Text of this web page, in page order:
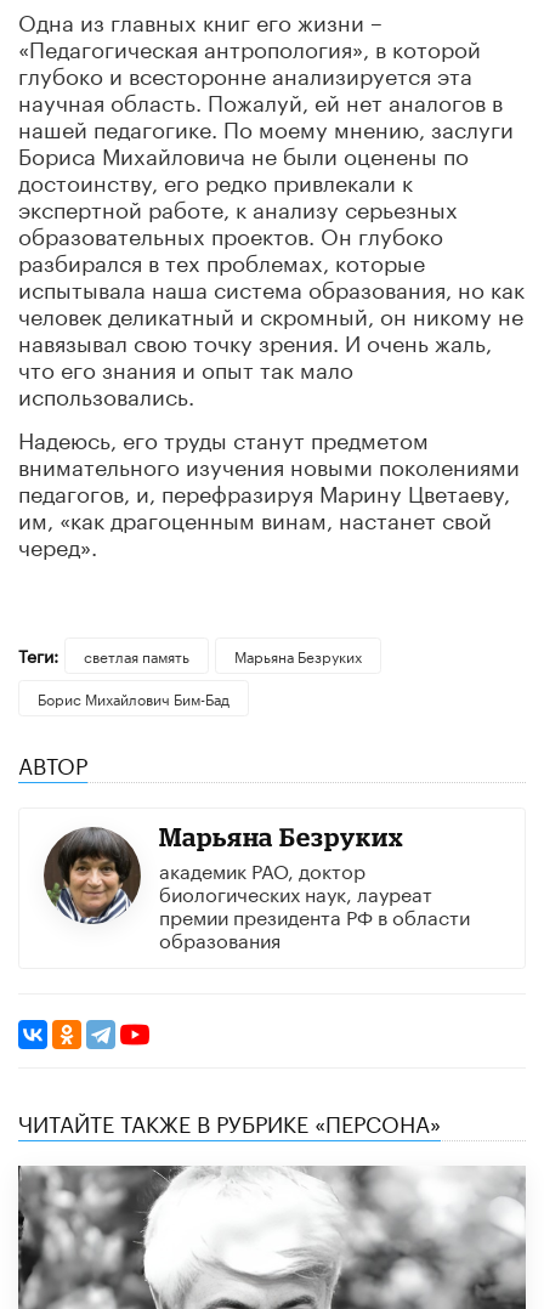
Одна из главных книг его жизни –
«Педагогическая антропология», в которой
глубоко и всесторонне анализируется эта
научная область. Пожалуй, ей нет аналогов в
нашей педагогике. По моему мнению, заслуги
Бориса Михайловича не были оценены по
достоинству, его редко привлекали к
экспертной работе, к анализу серьезных
образовательных проектов. Он глубоко
разбирался в тех проблемах, которые
испытывала наша система образования, но как
человек деликатный и скромный, он никому не
навязывал свою точку зрения. И очень жаль,
что его знания и опыт так мало
использовались.
Надеюсь, его труды станут предметом
внимательного изучения новыми поколениями
педагогов, и, перефразируя Марину Цветаеву,
им, «как драгоценным винам, настанет свой
черед».
Теги: светлая память
Марьяна Безруких
Борис Михайлович Бим-Бад
АВТОР
Марьяна Безруких
академик РАО, доктор
биологических наук, лауреат
премии президента РФ в области
образования
ЧИТАЙТЕ ТАКЖЕ В РУБРИКЕ «ПЕРСОНА»